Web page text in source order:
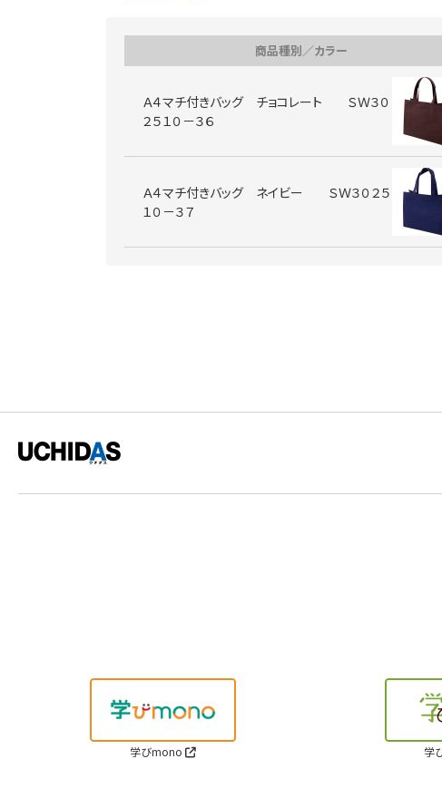
商品種別／カラー
Ａ４マチ付きバッグ チョコレート ＳＷ３０
２５１０－３６
Ａ４マチ付きバッグ ネイビー ＳＷ３０２５
１０－３７
学びmono 学